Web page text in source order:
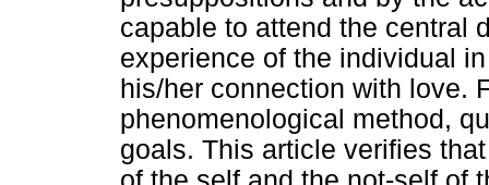
capable to attend the central
experience of the individual
his/her connection with love.
phenomenological method,
goals. This article verifies